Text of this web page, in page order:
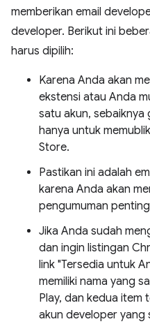
memberikan email
developer. Berikut ini
harus dipilih:
Karena Anda akan
ekstensi atau Anda
satu akun, sebaiknya
hanya untuk
Store.
Pastikan ini adalah
karena Anda akan
pengumuman
Jika Anda sudah
dan ingin listingan
link "Tersedia untuk
memiliki nama yang
Play, dan kedua item
akun developer yang